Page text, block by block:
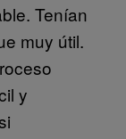
Tenían
muy útil.
y